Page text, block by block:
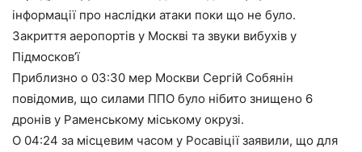
інформації про наслідки атаки поки що не було.
Закриття аеропортів у Москві та звуки вибухів у
Підмосков’ї
Приблизно о 03:30 мер Москви Сергій Собянін
повідомив, що силами ППО було нібито знищено 6
дронів у Раменському міському окрузі.
О 04:24 за місцевим часом у Росавіції заявили, що для